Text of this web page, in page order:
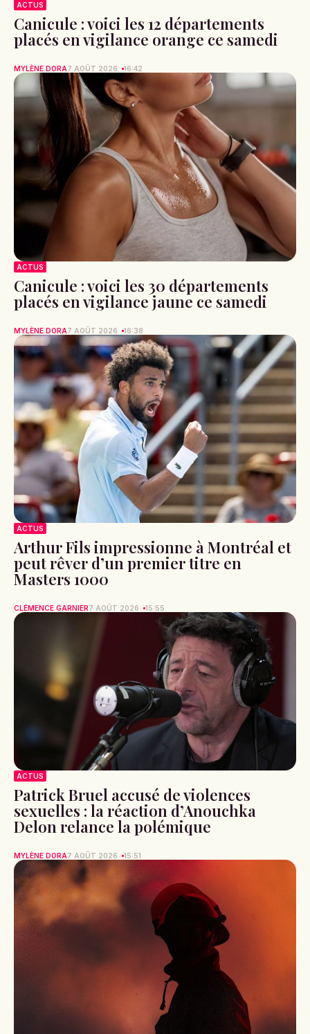
ACTUS
Canicule : voici les 12 départements
placés en vigilance orange ce samedi
MYLÈNE DORA7 AOÛT 2026 16:42
ACTUS
Canicule : voici les 30 départements
placés en vigilance jaune ce samedi
MYLÈNE DORA7 AOÛT 2026 16:38
ACTUS
Arthur Fils impressionne à Montréal et
peut rêver d’un premier titre en
Masters 1000
CLÉMENCE GARNIER7 AOÛT 2026 15:55
ACTUS
Patrick Bruel accusé de violences
sexuelles : la réaction d’Anouchka
Delon relance la polémique
MYLÈNE DORA7 AOÛT 2026 15:51